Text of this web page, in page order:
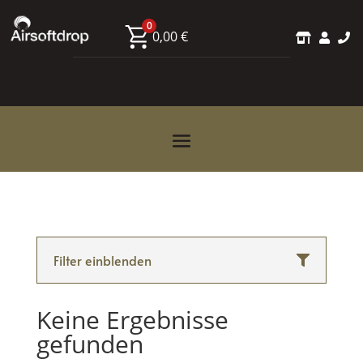
0
0,00€   
Filter einblenden
Keine Ergebnisse
gefunden